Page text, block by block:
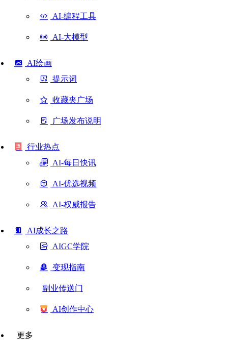
AI-编程工具
AI-大模型
AI绘画
提示词
收藏夹广场
广场发布说明
行业热点
AI-每日快讯
AI-优选视频
AI-权威报告
AI成长之路
AIGC学院
变现指南
副业传送门
AI创作中心
更多